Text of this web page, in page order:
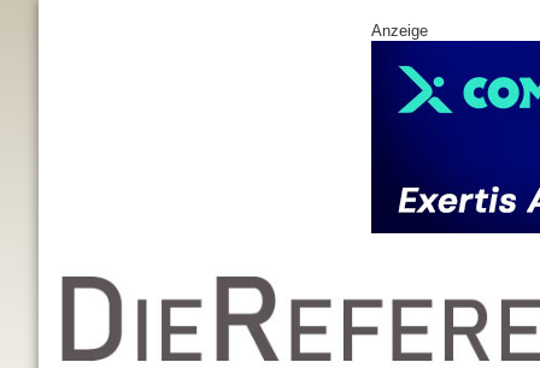
Anzeige
www.DieReferenz.de